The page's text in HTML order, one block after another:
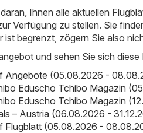
Ihnen alle aktuellen
Verfügung zu stellen. Sie
ist begrenzt, zögern Sie also
und sehen Sie sich diese
Angebote (05.08.2026 -
Eduscho Tchibo Magazin
Eduscho Tchibo Magazin
– Austria (06.08.2026 -
Flugblatt (05.08.2026 -